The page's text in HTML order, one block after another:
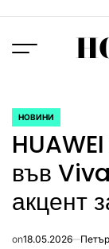
content
Menu
POSTED
IN
НОВИНИ
във
акцент
on18.05.2026